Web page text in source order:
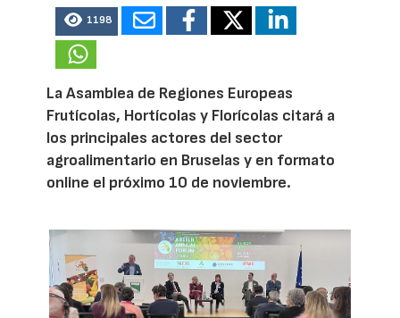
1198
La Asamblea de Regiones Europeas
Frutícolas, Hortícolas y Florícolas citará a
los principales actores del sector
agroalimentario en Bruselas y en formato
online el próximo 10 de noviembre.